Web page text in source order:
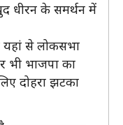
धीरन के समर्थन में
से लोकसभा
भी भाजपा का
दोहरा झटका